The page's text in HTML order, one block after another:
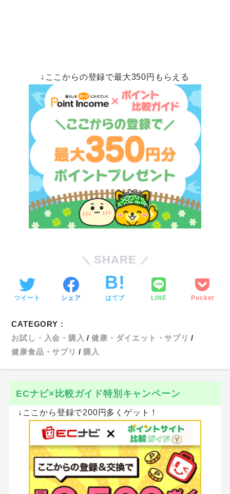
↓ここからの登録で最大350円もらえる
SHARE
ツイート シェア はてブ LINE Pocket
CATEGORY :
お試し・入会・購入
健康・ダイエット・サプリ
健康食品・サプリ
購入
ECナビ×比較ガイド特別キャンペーン
↓ここから登録で200円多くゲット！